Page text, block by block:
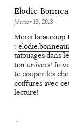
Elodie
février 13, 2013 ·
Merci beaucoup
:
tatouages dans
ton univers! Je
te couper les
coiffures avec
lecture!